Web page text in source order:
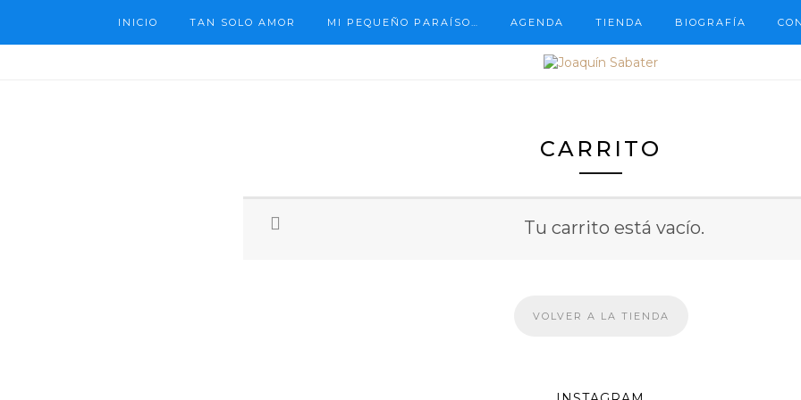
INICIO TAN SOLO AMOR MI PEQUEÑO PARAÍSO… AGENDA TIENDA BIOGRAFÍA
CARRITO
Tu carrito está vacío.
VOLVER A LA TIENDA